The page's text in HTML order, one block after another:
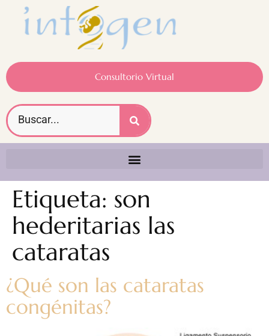
Consultorio Virtual
Etiqueta: son
hederitarias las
cataratas
¿Qué son las cataratas
congénitas?